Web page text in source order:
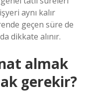
aynı kalır
geçen süre de
dikkate alınır.
almak
gerekir?